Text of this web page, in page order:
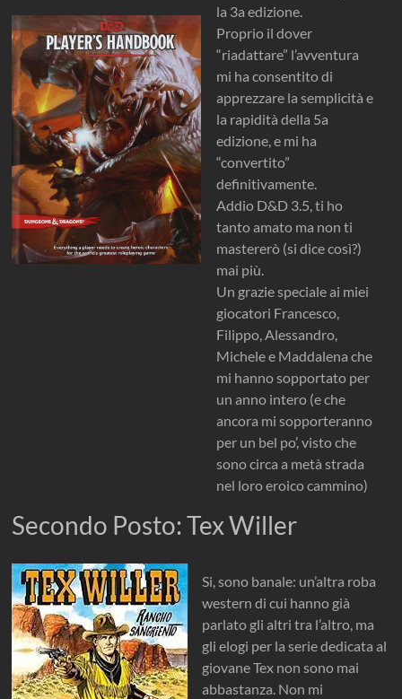
la 3a edizione.
Proprio il dover
“riadattare” l’avventura
mi ha consentito di
apprezzare la semplicità e
la rapidità della 5a
edizione, e mi ha
“convertito”
definitivamente.
Addio D&D 3.5, ti ho
tanto amato ma non ti
mastererò (si dice così?)
mai più.
Un grazie speciale ai miei
giocatori Francesco,
Filippo, Alessandro,
Michele e Maddalena che
mi hanno sopportato per
un anno intero (e che
ancora mi sopporteranno
per un bel po’, visto che
sono circa a metà strada
nel loro eroico cammino)
Secondo Posto: Tex Willer
Si, sono banale: un’altra roba
western di cui hanno già
parlato gli altri tra l’altro, ma
gli elogi per la serie dedicata al
giovane Tex non sono mai
abbastanza. Non mi